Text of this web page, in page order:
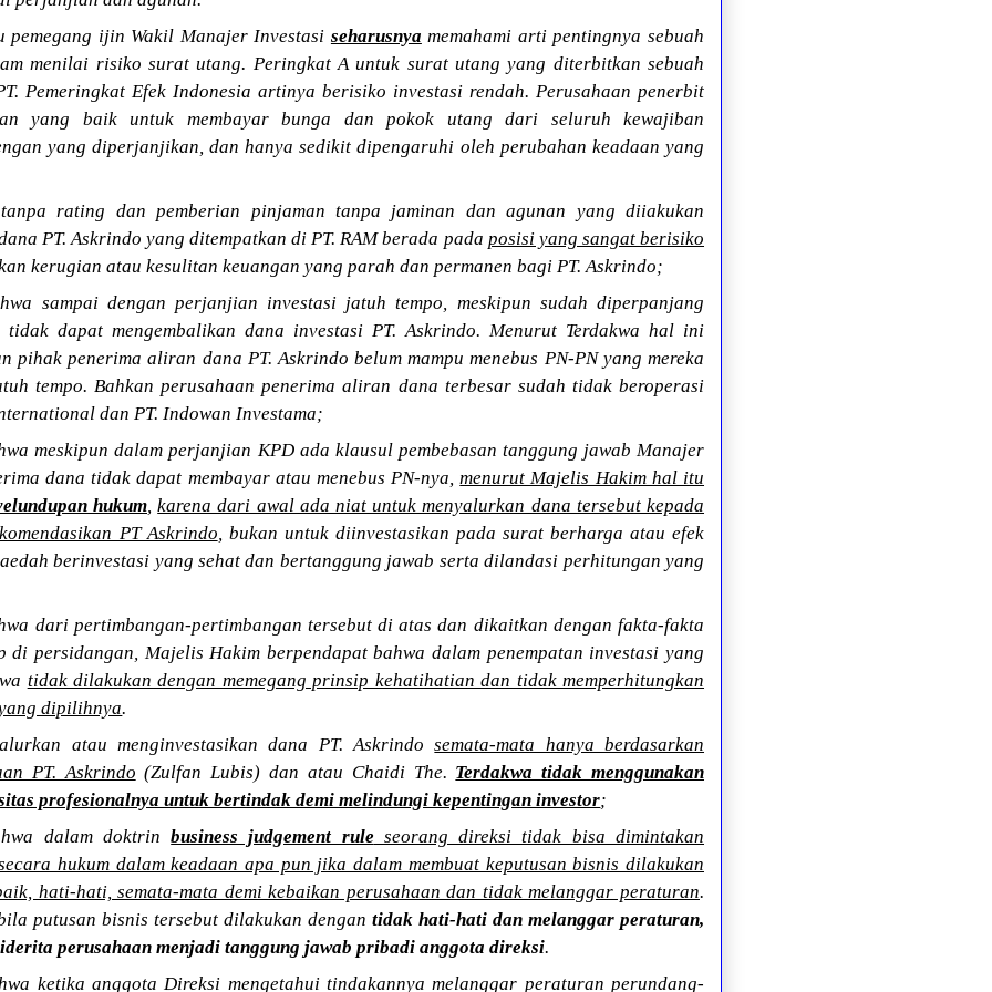
pemegang ijin Wakil Manajer Investasi seharusnya memahami arti pentingnya sebuah
menilai risiko surat utang. Peringkat A untuk surat utang yang diterbitkan sebuah
Pemeringkat Efek Indonesia artinya berisiko investasi rendah. Perusahaan penerbit
yang baik untuk membayar bunga dan pokok utang dari seluruh kewajiban
yang diperjanjikan, dan hanya sedikit dipengaruhi oleh perubahan keadaan yang
rating dan pemberian pinjaman tanpa jaminan dan agunan yang diiakukan
PT. Askrindo yang ditempatkan di PT. RAM berada pada posisi yang sangat berisiko
kerugian atau kesulitan keuangan yang parah dan permanen bagi PT. Askrindo;
sampai dengan perjanjian investasi jatuh tempo, meskipun sudah diperpanjang
dapat mengembalikan dana investasi PT. Askrindo. Menurut Terdakwa hal ini
pihak penerima aliran dana PT. Askrindo belum mampu menebus PN-PN yang mereka
tempo. Bahkan perusahaan penerima aliran dana terbesar sudah tidak beroperasi
dan PT. Indowan Investama;
meskipun dalam perjanjian KPD ada klausul pembebasan tanggung jawab Manajer
dana tidak dapat membayar atau menebus PN-nya,menurut Majelis Hakim hal itu
hukum,karena dari awal ada niat untuk menyalurkan dana tersebut kepada
PT Askrindo, bukan untuk diinvestasikan pada surat berharga atau efek
berinvestasi yang sehat dan bertanggung jawab serta dilandasi perhitungan yang
dari pertimbangan-pertimbangan tersebut di atas dan dikaitkan dengan fakta-fakta
di persidangan, Majelis Hakim berpendapat bahwa dalam penempatan investasi yang
tidak dilakukan dengan memegang prinsip kehatihatian dan tidak memperhitungkan
dipilihnya.
atau menginvestasikan dana PT. Askrindosemata-mata hanya berdasarkan
PT. Askrindo (Zulfan Lubis) dan atau Chaidi The. Terdakwa tidak menggunakan
profesionalnya untuk bertindak demi melindungi kepentingan investor;
dalam doktrinbusiness judgement rule seorang direksi tidak bisa dimintakan
hukum dalam keadaan apa pun jika dalam membuat keputusan bisnis dilakukan
hati-hati, semata-mata demi kebaikan perusahaan dan tidak melanggar peraturan.
putusan bisnis tersebut dilakukan dengantidak hati-hati dan melanggar peraturan,
perusahaan menjadi tanggung jawab pribadi anggota direksi.
ketika anggota Direksi mengetahui tindakannya melanggar peraturan perundang-